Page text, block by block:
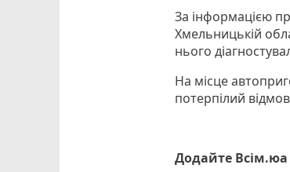
За інформацією
Хмельницькій
нього
На місце
потерпілий
Додайте